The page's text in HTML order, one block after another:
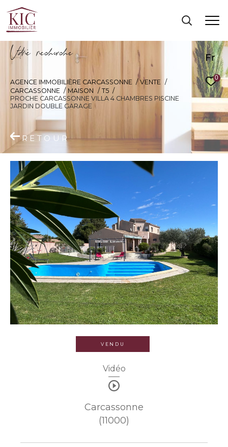
Fr
0
Vore recece
AGENCE IMMOBILIÈRE CARCASSONNE
VENTE
CARCASSONNE
MAISON
T5
PROCHE CARCASSONNE VILLA 4 CHAMBRES PISCINE
JARDIN DOUBLE GARAGE
RETOUR
VENDU
Vidéo
Carcassonne
(11000)